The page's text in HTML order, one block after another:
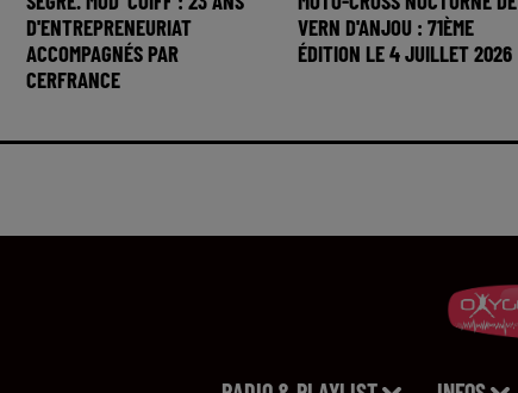
D'ENTREPRENEURIAT
ACCOMPAGNÉS PAR
CERFRANCE
VERN D'ANJOU : 71ÈME
ÉDITION LE 4 JUILLET 2026